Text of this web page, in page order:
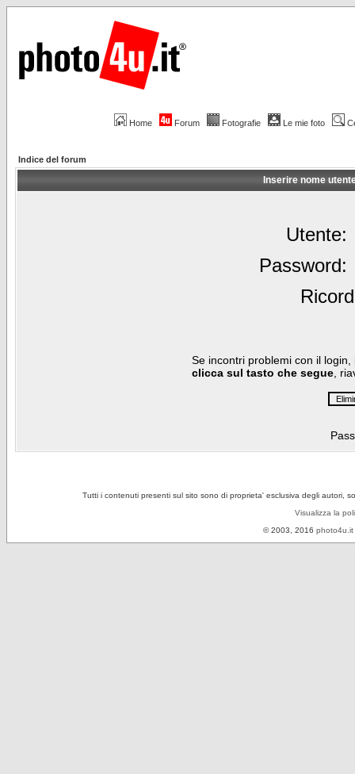
Home Forum Fotografie Le mie foto
Indice del forum
Inserire nome
Utente:
Password:
Se incontri problemi con il
clicca sul tasto che segue ,
Tutti i contenuti presenti sul sito sono di proprieta' esclusiva degli autori,
Visualizza la
© 2003, 2016 photo4u.it